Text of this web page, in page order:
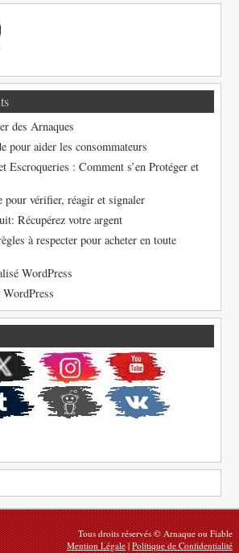
des Arnaques
pour aider les consommateurs
Escroqueries : Comment s’en Protéger et
vérifier, réagir et signaler
Récupérez votre argent
à respecter pour acheter en toute
WordPress
Tous droits réservés © Arnaque ou Fiable
Mention Légale|Politique de Confidentialité